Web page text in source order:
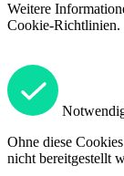
Weitere
Cookie-Richtlinien.
Ohne diese
nicht bereitgestellt